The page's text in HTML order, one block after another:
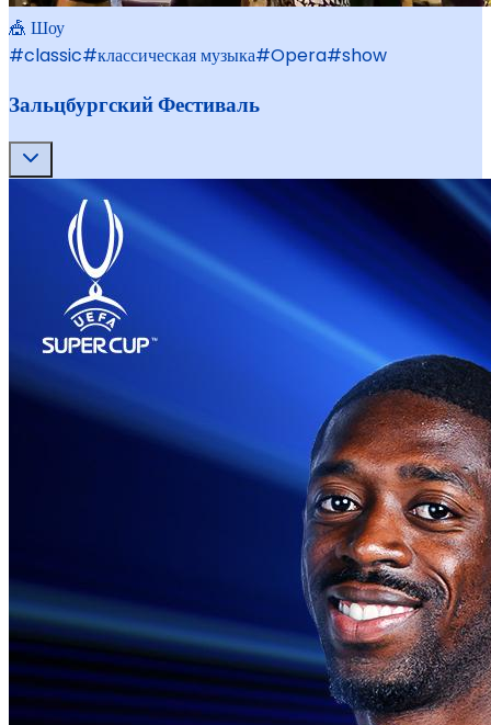
🎪 Шоу
#classic#классическая музыка#Opera#show
Зальцбургский Фестиваль